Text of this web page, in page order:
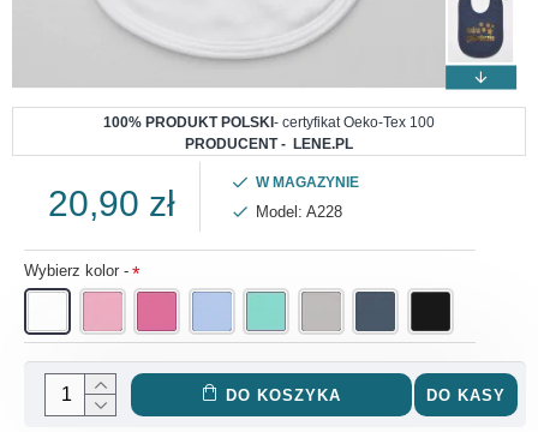
100% PRODUKT POLSKI - certyfikat Oeko-Tex 100
PRODUCENT - LENE.PL
20,90 zł
W MAGAZYNIE
Model: A228
Wybierz kolor -
DO KOSZYKA DO KASY